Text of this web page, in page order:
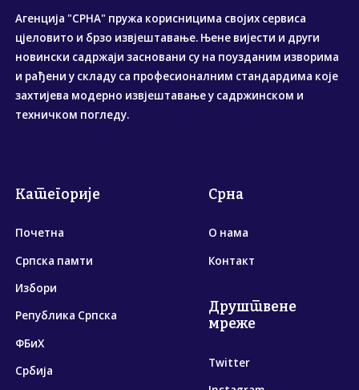
Агенција "СРНА" пружа корисницима својих сервиса
цјеловито и брзо извјештавање. Њене вијести и други
новински садржаји засновани су на поузданим изворима
и рађени у складу са професионалним стандардима које
захтијева модерно извјештавање у садржинском и
техничком погледу.
Категорије
Почетна
Српска памти
Избори
Република Српска
ФБиХ
Србија
Срна
О нама
Контакт
Друштвене
мреже
Twitter